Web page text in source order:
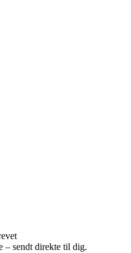
– sendt direkte til dig.